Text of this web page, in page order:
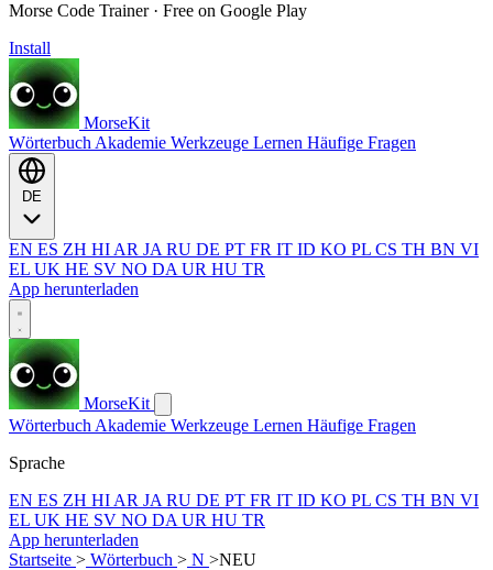
Morse Code Trainer · Free on Google Play
Install
MorseKit
Wörterbuch Akademie Werkzeuge Lernen Häufige Fragen
EN ES ZH HI AR JA RU DE PT FR IT ID KO PL CS TH BN VI
EL UK HE SV NO DA UR HU TR
App herunterladen
MorseKit
Wörterbuch Akademie Werkzeuge Lernen Häufige Fragen
Sprache
EN ES ZH HI AR JA RU DE PT FR IT ID KO PL CS TH BN VI
EL UK HE SV NO DA UR HU TR
App herunterladen
Startseite > Wörterbuch > N >NEU